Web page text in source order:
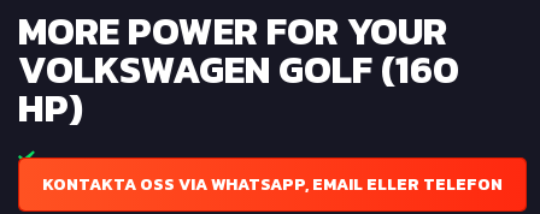
MORE POWER FOR YOUR
VOLKSWAGEN GOLF (160
HP)
KONTAKTA OSS VIA WHATSAPP, EMAIL ELLER TELEFON